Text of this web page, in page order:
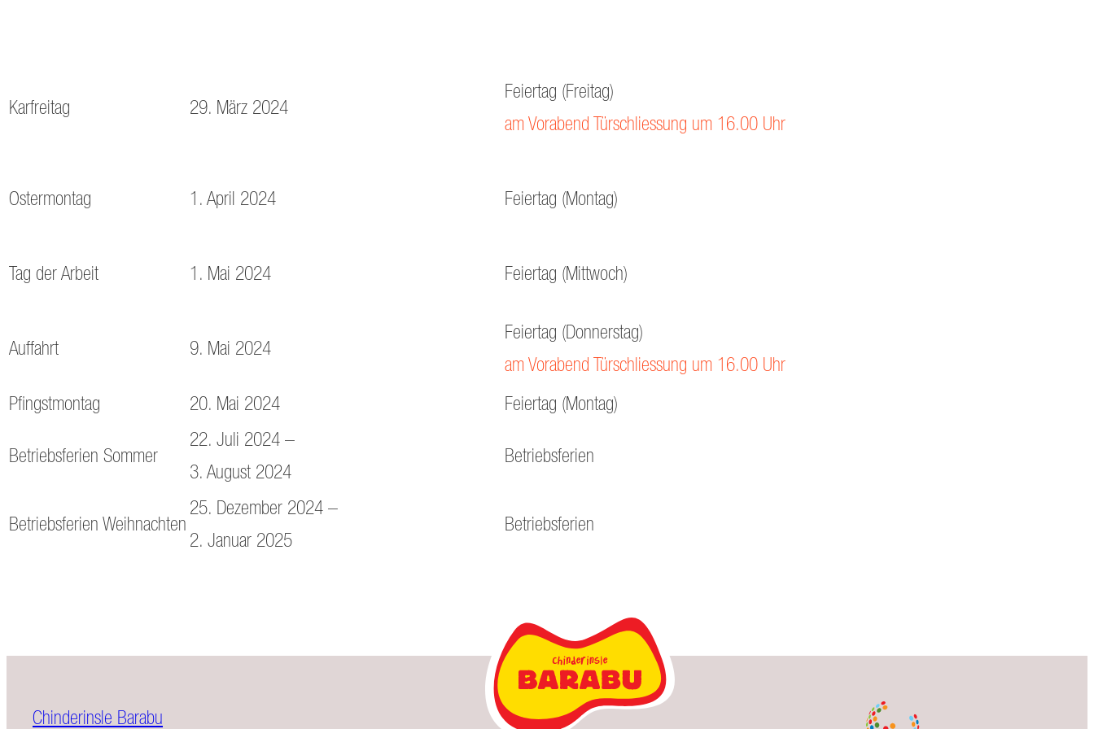
Karfreitag 29. März 2024
Feiertag (Freitag)
am Vorabend Türschliessung um 16.00 Uhr
Ostermontag 1. April 2024 Feiertag (Montag)
Tag der Arbeit 1. Mai 2024 Feiertag (Mittwoch)
Auffahrt 9. Mai 2024
Feiertag (Donnerstag)
am Vorabend Türschliessung um 16.00 Uhr
Pfingstmontag
20. Mai 2024 Feiertag (Montag)
Betriebsferien Sommer
22. Juli 2024 –
3. August 2024
Betriebsferien
Betriebsferien Weihnachten
25. Dezember 2024 –
2. Januar 2025
Betriebsferien
Chinderinsle Barabu